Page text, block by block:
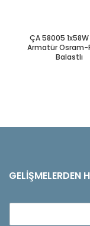
ÇA 58005
Armatür Osram-
Balastlı
GELIŞMELERDEN